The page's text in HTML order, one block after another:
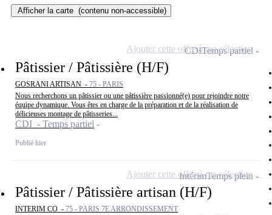
Afficher la carte (contenu non-accessible)
Pâtissier / Pâtissière (H/F)
GOSRANI ARTISAN - 75 - PARIS
Nous recherchons un pâtissier ou une pâtissière passionné(e) pour rejoindre notre
équipe dynamique. Vous êtes en charge de la préparation et de la réalisation de
délicieuses montage de pâtisseries...
CDI - Temps partiel
Publié hier
CDITemps partiel
Ajouter cette offre à ma sélection
Pâtissier / Pâtissière artisan (H/F)
INTERIM CO - 75 - PARIS 7E ARRONDISSEMENT
IntérimTemps plein
Ajouter cette offre à ma sélection